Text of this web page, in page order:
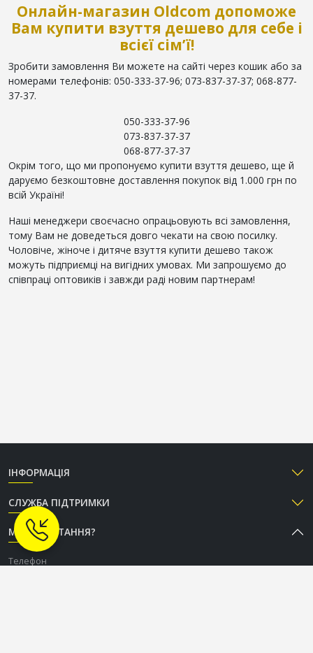
Онлайн-магазин Oldcom допоможе
Вам купити взуття дешево для себе і
всієї сім’ї!
Зробити замовлення Ви можете на сайті через кошик або за
номерами телефонів: 050-333-37-96; 073-837-37-37; 068-877-
37-37.
050-333-37-96
073-837-37-37
068-877-37-37
Окрім того, що ми пропонуємо купити взуття дешево, ще й
даруємо безкоштовне доставлення покупок від 1.000 грн по
всій Україні!
Наші менеджери своєчасно опрацьовують всі замовлення,
тому Вам не доведеться довго чекати на свою посилку.
Чоловіче, жіноче і дитяче взуття купити дешево також
можуть підприємці на вигідних умовах. Ми запрошуємо до
співпраці оптовиків і завжди раді новим партнерам!
ІНФОРМАЦІЯ
СЛУЖБА ПІДТРИМКИ
МАЄТЕ ПИТАННЯ?
Телефон